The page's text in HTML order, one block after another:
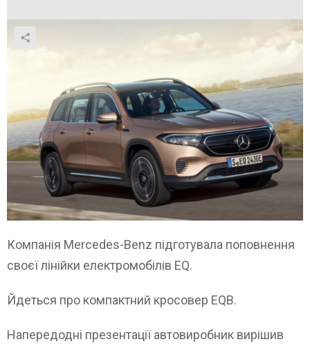
Компанія Mercedes-Benz підготувала поповнення
своєї лінійки електромобілів EQ.
Йдеться про компактний кросовер EQB.
Напередодні презентації автовиробник вирішив